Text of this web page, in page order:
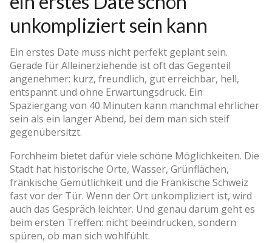
unkompliziert sein kann
Ein erstes Date muss nicht perfekt geplant sein.
Gerade für Alleinerziehende ist oft das Gegenteil
angenehmer: kurz, freundlich, gut erreichbar, hell,
entspannt und ohne Erwartungsdruck. Ein
Spaziergang von 40 Minuten kann manchmal ehrlicher
sein als ein langer Abend, bei dem man sich steif
gegenübersitzt.
Forchheim bietet dafür viele schöne Möglichkeiten. Die
Stadt hat historische Orte, Wasser, Grünflächen,
fränkische Gemütlichkeit und die Fränkische Schweiz
fast vor der Tür. Wenn der Ort unkompliziert ist, wird
auch das Gespräch leichter. Und genau darum geht es
beim ersten Treffen: nicht beeindrucken, sondern
spüren, ob man sich wohlfühlt.